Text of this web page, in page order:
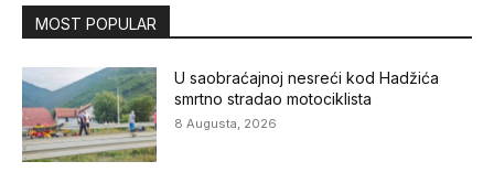
MOST POPULAR
U saobraćajnoj nesreći kod Hadžića
smrtno stradao motociklista
8 Augusta, 2026